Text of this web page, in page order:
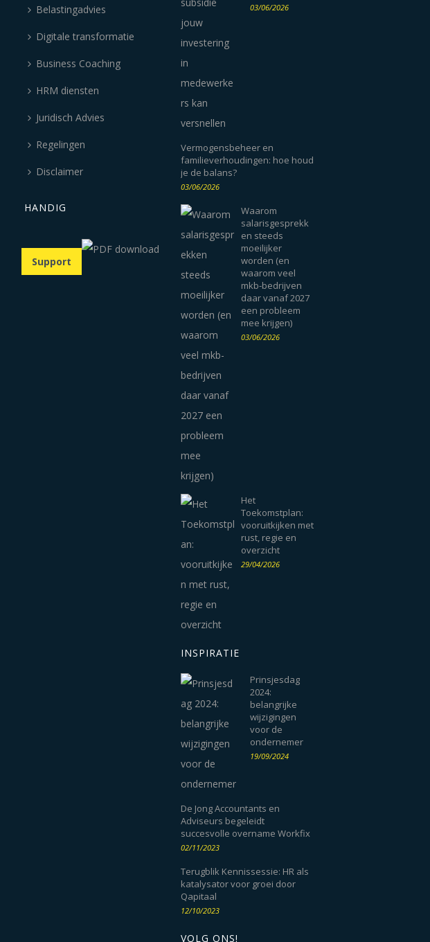
Belastingadvies
Digitale transformatie
Business Coaching
HRM diensten
Juridisch Advies
Regelingen
Disclaimer
HANDIG
Support
03/06/2026
Vermogensbeheer en
familieverhoudingen: hoe houd
je de balans?
03/06/2026
Waarom
salarisgesprekk
en steeds
moeilijker
worden (en
waarom veel
mkb-bedrijven
daar vanaf 2027
een probleem
mee krijgen)
03/06/2026
Het
Toekomstplan:
vooruitkijken met
rust, regie en
overzicht
29/04/2026
INSPIRATIE
Prinsjesdag
2024:
belangrijke
wijzigingen
voor de
ondernemer
19/09/2024
De Jong Accountants en
Adviseurs begeleidt
succesvolle overname Workfix
02/11/2023
Terugblik Kennissessie: HR als
katalysator voor groei door
Qapitaal
12/10/2023
VOLG ONS!